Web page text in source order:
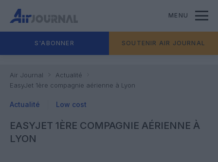
MENU
S'ABONNER SOUTENIR AIR JOURNAL
Air Journal
Actualité
EasyJet 1ère compagnie aérienne à Lyon
Actualité Low cost
EASYJET 1ÈRE COMPAGNIE AÉRIENNE À
LYON